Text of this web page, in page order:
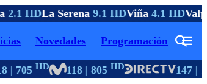
2.1 HDLa Serena9.1 HDViña4.1 HD
Novedades Programación
| 705HD 118 | 805HD 147 |